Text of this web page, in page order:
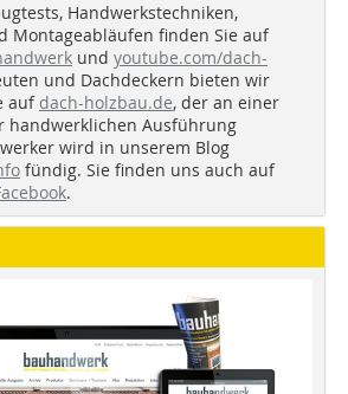
Handwerkstechniken,
Montageabläufen finden Sie auf
und youtube.com/dach-
und Dachdeckern bieten wir
auf dach-holzbau.de, der an einer
handwerklichen Ausführung
wird in unserem Blog
fündig. Sie finden uns auch auf
.